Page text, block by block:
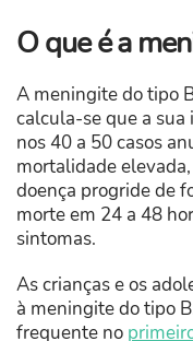
O que é a
A meningite do tipo
calcula-se que a
nos 40 a 50 casos
mortalidade
doença progride de
morte em 24 a 48
sintomas.
As crianças e os
à meningite do tipo
frequente no